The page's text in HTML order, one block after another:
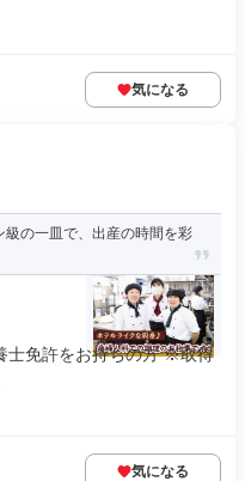
気になる
の一皿で、出産の時間を彩
士免許をお持ちの方 ※取得
気になる